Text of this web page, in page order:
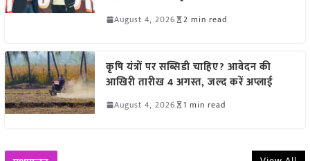
August 4, 2026 2 min read
कृषि यंत्रों पर सब्सिडी चाहिए? आवेदन की
आखिरी तारीख 4 अगस्त, जल्द करें अप्लाई
August 4, 2026 1 min read